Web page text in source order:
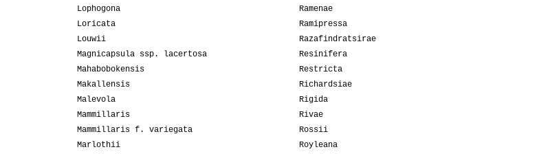
Lophogona
Loricata
Louwii
Magnicapsula ssp. lacertosa
Mahabobokensis
Makallensis
Malevola
Mammillaris
Mammillaris f. variegata
Marlothii
Ramenae
Ramipressa
Razafindratsirae
Resinifera
Restricta
Richardsiae
Rigida
Rivae
Rossii
Royleana